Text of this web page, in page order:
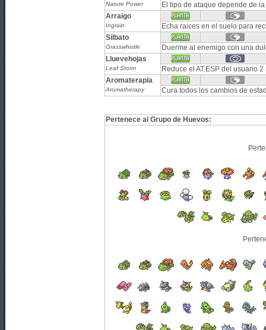
Nature Power
El tipo de ataque depende de
Arraigo
Ingrain
Echa raices en el suelo para
Silbato
Grasswhistle
Duerme al enemigo con una
Lluevehojas
Leaf Storm
Reduce el AT.ESP del usuario 2
Aromaterapia
Aromatherapy Cura todos los cambios de
Pertenece al Grupo de Huevos: